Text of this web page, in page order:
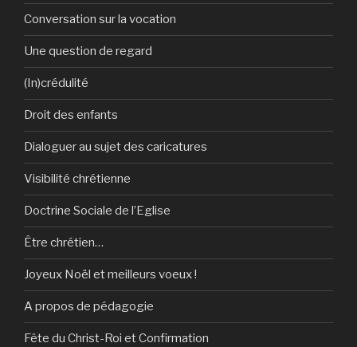
Conversation sur la vocation
Une question de regard
(In)crédulité
Droit des enfants
Dialoguer au sujet des caricatures
Visibilité chrétienne
Doctrine Sociale de l’Eglise
Être chrétien…
Joyeux Noël et meilleurs voeux !
A propos de pédagogie
Fête du Christ-Roi et Confirmation